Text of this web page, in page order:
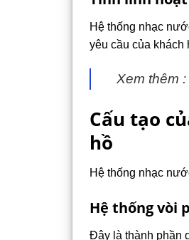
Hệ thống nhạc
yêu cầu của khách
Xem thêm :
Cấu tạo
hồ
Hệ thống nhạc
Hệ thống vòi
Đây là thành phần